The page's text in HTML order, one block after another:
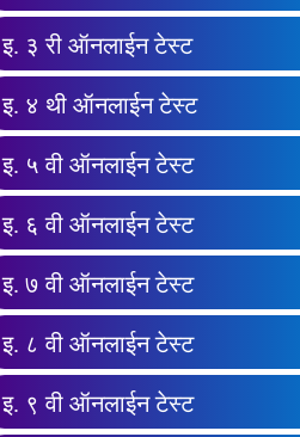
इ. ३ री ऑनलाईन टेस्ट
इ. ४ थी ऑनलाईन टेस्ट
इ. ५ वी ऑनलाईन टेस्ट
इ. ६ वी ऑनलाईन टेस्ट
इ. ७ वी ऑनलाईन टेस्ट
इ. ८ वी ऑनलाईन टेस्ट
इ. ९ वी ऑनलाईन टेस्ट